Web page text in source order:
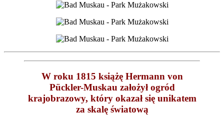
W roku 1815 książę Hermann von
Pückler-Muskau założył ogród
krajobrazowy, który okazał się unikatem
za skalę światową